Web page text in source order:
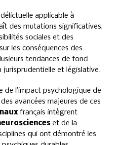
applicable à
des mutations significatives,
sociales et des
les conséquences des
tendances de fond
et législative.
de l’impact psychologique de
avancées majeures de ces
français intègrent
et de la
qui ont démontré les